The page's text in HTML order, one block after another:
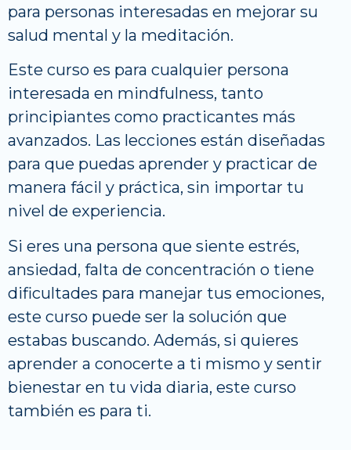
para personas interesadas en mejorar su
salud mental y la meditación.
Este curso es para cualquier persona
interesada en mindfulness, tanto
principiantes como practicantes más
avanzados. Las lecciones están diseñadas
para que puedas aprender y practicar de
manera fácil y práctica, sin importar tu
nivel de experiencia.
Si eres una persona que siente estrés,
ansiedad, falta de concentración o tiene
dificultades para manejar tus emociones,
este curso puede ser la solución que
estabas buscando. Además, si quieres
aprender a conocerte a ti mismo y sentir
bienestar en tu vida diaria, este curso
también es para ti.